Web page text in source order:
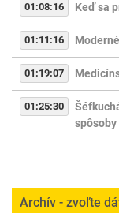
01:08:16 Keď sa
01:11:16
01:19:07
01:25:30
Archív - zvoľte